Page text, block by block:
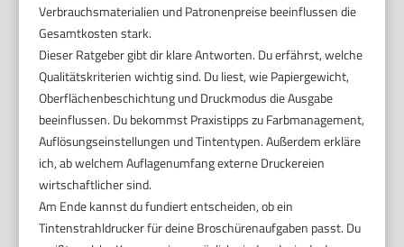
Verbrauchsmaterialien und Patronenpreise beeinflussen die
Gesamtkosten stark.
Dieser Ratgeber gibt dir klare Antworten. Du erfährst, welche
Qualitätskriterien wichtig sind. Du liest, wie Papiergewicht,
Oberflächenbeschichtung und Druckmodus die Ausgabe
beeinflussen. Du bekommst Praxistipps zu Farbmanagement,
Auflösungseinstellungen und Tintentypen. Außerdem erkläre
ich, ab welchem Auflagenumfang externe Druckereien
wirtschaftlicher sind.
Am Ende kannst du fundiert entscheiden, ob ein
Tintenstrahldrucker für deine Broschürenaufgaben passt. Du